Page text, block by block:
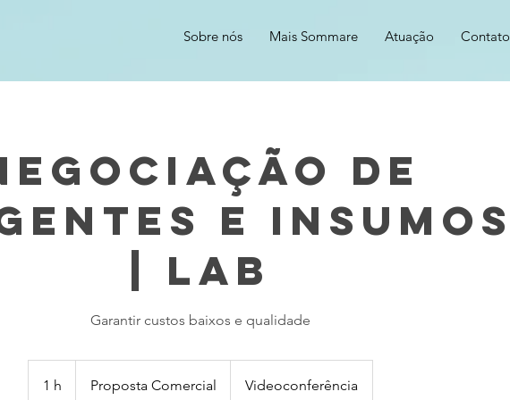
Sobre nós Mais Sommare Atuação Contato
de
e Insumos
| Lab
Garantir custos baixos e qualidade
1 h Proposta Comercial Videoconferência